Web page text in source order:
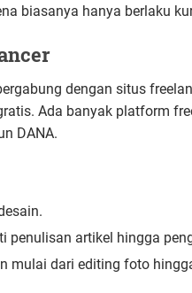
biasanya hanya berlaku
dengan situs
Ada banyak platform
DANA.
penulisan artikel hingga
mulai dari editing foto